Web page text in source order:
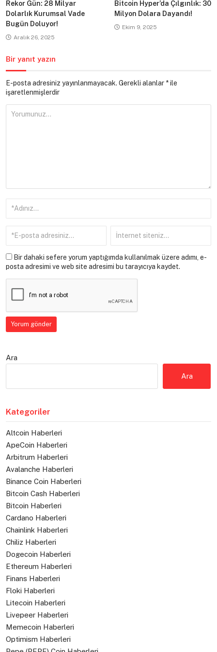
Rekor Gün: 28 Milyar
Dolarlık Kurumsal Vade
Bugün Doluyor!
Aralık 26, 2025
Bitcoin Hyper’da Çılgınlık: 30
Milyon Dolara Dayandı!
Ekim 9, 2025
Bir yanıt yazın
E-posta adresiniz yayınlanmayacak. Gerekli alanlar *ile
işaretlenmişlerdir
Bir dahaki sefere yorum yaptığımda kullanılmak üzere adımı, e-
posta adresimi ve web site adresimi bu tarayıcıya kaydet.
Ara
Ara
Kategoriler
Altcoin Haberleri
ApeCoin Haberleri
Arbitrum Haberleri
Avalanche Haberleri
Binance Coin Haberleri
Bitcoin Cash Haberleri
Bitcoin Haberleri
Cardano Haberleri
Chainlink Haberleri
Chiliz Haberleri
Dogecoin Haberleri
Ethereum Haberleri
Finans Haberleri
Floki Haberleri
Litecoin Haberleri
Livepeer Haberleri
Memecoin Haberleri
Optimism Haberleri